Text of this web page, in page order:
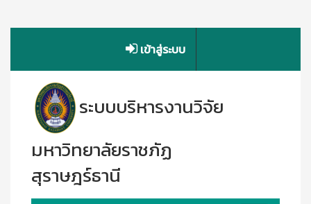
เข้าสู่ระบบ
ระบบบริหารงานวิจัย
มหาวิทยาลัยราชภัฏ
สุราษฎร์ธานี